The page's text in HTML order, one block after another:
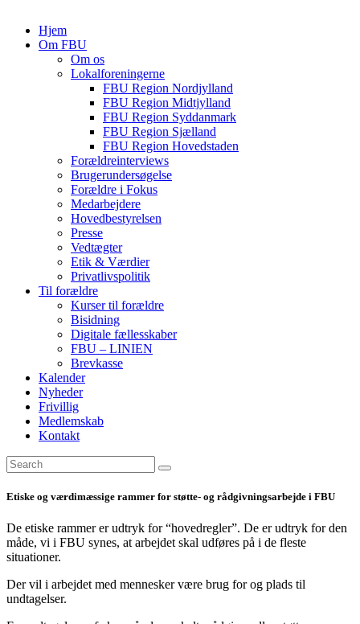
Hjem
Om FBU
Om os
Lokalforeningerne
FBU Region Nordjylland
FBU Region Midtjylland
FBU Region Syddanmark
FBU Region Sjælland
FBU Region Hovedstaden
Forældreinterviews
Brugerundersøgelse
Forældre i Fokus
Medarbejdere
Hovedbestyrelsen
Presse
Vedtægter
Etik & Værdier
Privatlivspolitik
Til forældre
Kurser til forældre
Bisidning
Digitale fællesskaber
FBU – LINIEN
Brevkasse
Kalender
Nyheder
Frivillig
Medlemskab
Kontakt
Etiske og værdimæssige rammer for støtte- og rådgivningsarbejde i FBU
De etiske rammer er udtryk for “hovedregler”. De er udtryk for den
måde, vi i FBU synes, at arbejdet skal udføres på i de fleste
situationer.
Der vil i arbejdet med mennesker være brug for og plads til
undtagelser.